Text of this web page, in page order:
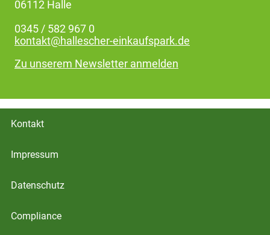
06112 Halle
0345 / 582 967 0
kontakt@hallescher-einkaufspark.de
Zu unserem Newsletter anmelden
Kontakt
Impressum
Datenschutz
Compliance